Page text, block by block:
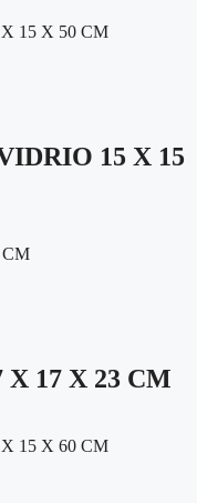
15 X 15
17 X 23 CM